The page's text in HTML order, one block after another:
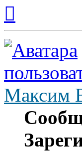
началу
Максим